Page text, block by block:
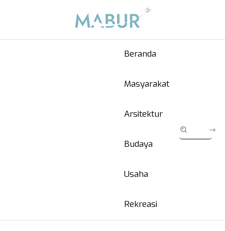
Beranda
Masyarakat
Arsitektur
Budaya
Usaha
Rekreasi